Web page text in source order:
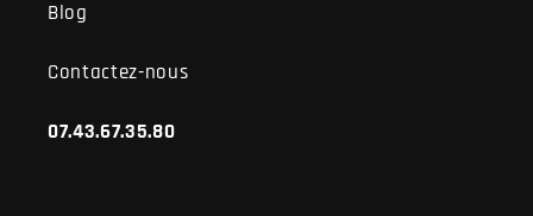
Blog
Contactez-nous
07.43.67.35.80